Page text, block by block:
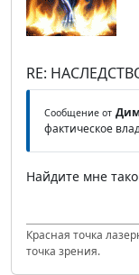
RE:
Сообщение от
фактическое
Найдите мне
Красная точка
точка зрения.